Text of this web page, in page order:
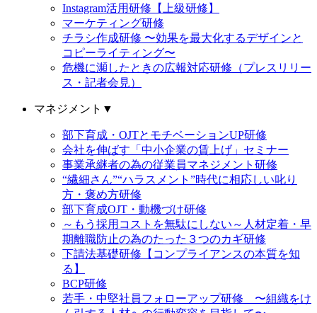
Instagram活用研修【上級研修】
マーケティング研修
チラシ作成研修 〜効果を最大化するデザインと
コピーライティング〜
危機に瀕したときの広報対応研修（プレスリリー
ス・記者会見）
マネジメント ▼
部下育成・OJTとモチベーションUP研修
会社を伸ばす「中小企業の賃上げ」セミナー
事業承継者の為の従業員マネジメント研修
“繊細さん”“ハラスメント”時代に相応しい叱り
方・褒め方研修
部下育成OJT・動機づけ研修
～もう採用コストを無駄にしない～人材定着・早
期離職防止の為のたった３つのカギ研修
下請法基礎研修【コンプライアンスの本質を知
る】
BCP研修
若手・中堅社員フォローアップ研修 〜組織をけ